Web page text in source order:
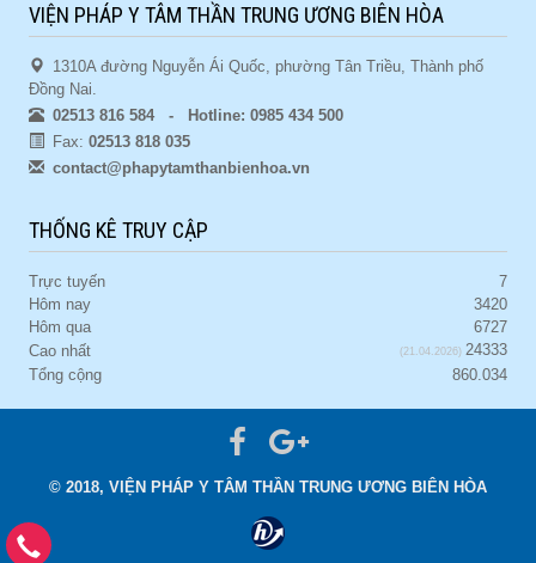
VIỆN PHÁP Y TÂM THẦN TRUNG ƯƠNG BIÊN HÒA
1310A đường Nguyễn Ái Quốc, phường Tân Triều, Thành phố
Đồng Nai.
02513 816 584 - Hotline: 0985 434 500
Fax: 02513 818 035
contact@phapytamthanbienhoa.vn
THỐNG KÊ TRUY CẬP
Trực tuyến
7
Hôm nay
3420
Hôm qua
6727
Cao nhất
(21.04.2026) 24333
Tổng cộng
860.034
© 2018, VIỆN PHÁP Y TÂM THẦN TRUNG ƯƠNG BIÊN HÒA